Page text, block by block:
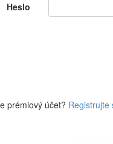
Heslo
prémiový účet? Registrujte